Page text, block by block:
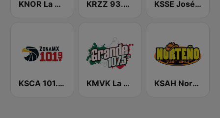
KNOR La Raza 93.7 (US Only) KRZZ 93.3 La Raza FM KSSE José 97.5 y 107.1
KSCA 101.9 Los Angeles FM (US Only) KMVK La Grande 107.5 FM KSAH Norteño 720 y 104.1